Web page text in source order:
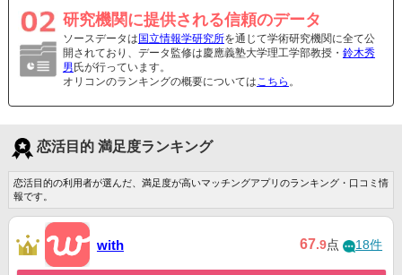
研究機関に提供される信頼のデータ
ソースデータは 国立情報学研究所を通じて学術研究機関に全て公
開されており、データ監修は慶應義塾大学理工学部教授・ 鈴木秀
男 氏が行っています。
オリコンのランキングの概要についてはこちら 。
恋活目的 満足度ランキング
恋活目的の利用者が選んだ、満足度が高いマッチングアプリのランキング・口コミ情
報です。
with 67.9点 18件